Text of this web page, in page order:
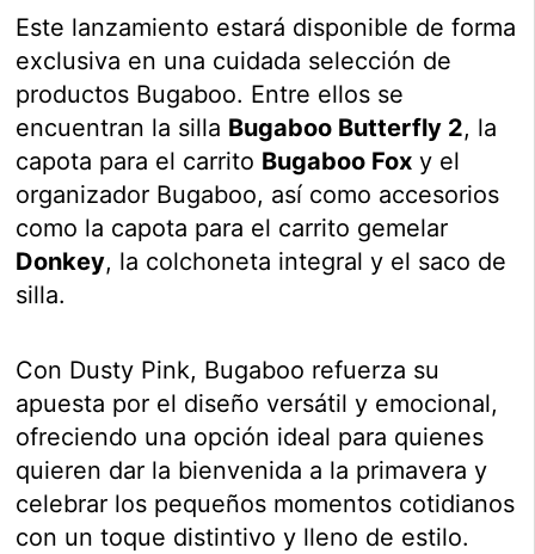
Este lanzamiento estará disponible de forma
exclusiva en una cuidada selección de
productos Bugaboo. Entre ellos se
encuentran la silla Bugaboo Butterfly 2, la
capota para el carrito Bugaboo Fox y el
organizador Bugaboo, así como accesorios
como la capota para el carrito gemelar
Donkey, la colchoneta integral y el saco de
silla.
Con Dusty Pink, Bugaboo refuerza su
apuesta por el diseño versátil y emocional,
ofreciendo una opción ideal para quienes
quieren dar la bienvenida a la primavera y
celebrar los pequeños momentos cotidianos
con un toque distintivo y lleno de estilo.